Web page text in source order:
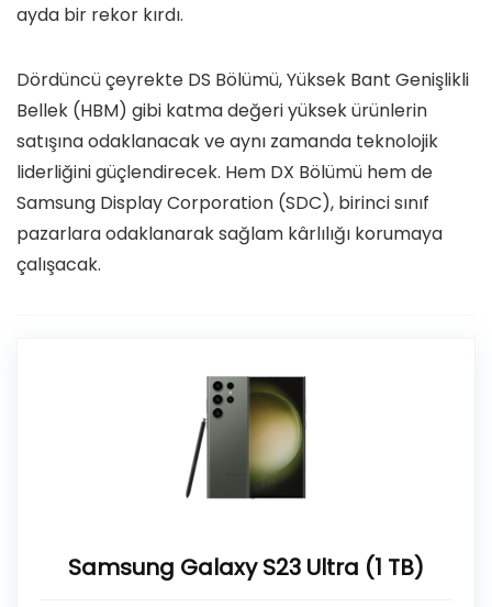
ayda bir rekor kırdı.
Dördüncü çeyrekte DS Bölümü, Yüksek Bant Genişlikli
Bellek (HBM) gibi katma değeri yüksek ürünlerin
satışına odaklanacak ve aynı zamanda teknolojik
liderliğini güçlendirecek. Hem DX Bölümü hem de
Samsung Display Corporation (SDC), birinci sınıf
pazarlara odaklanarak sağlam kârlılığı korumaya
çalışacak.
Samsung Galaxy S23 Ultra (1 TB)